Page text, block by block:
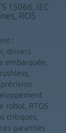
15066, IEC
ROS
:
drivers
embarquée,
robot, RTOS
critiques,
garanties